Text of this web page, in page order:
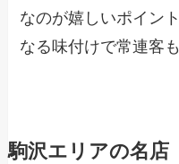
なのが嬉しいポイン
なる味付けで常連客
駒沢エリアの名店